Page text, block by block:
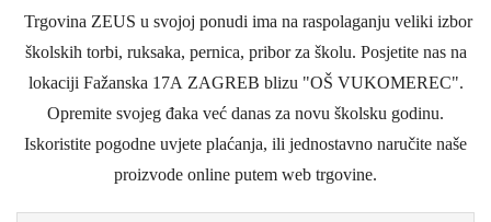
Trgovina ZEUS u svojoj ponudi ima na raspolaganju veliki izbor
školskih torbi, ruksaka, pernica, pribor za školu. Posjetite nas na
lokaciji Fažanska 17A ZAGREB blizu "OŠ VUKOMEREC".
Opremite svojeg đaka već danas za novu školsku godinu.
Iskoristite pogodne uvjete plaćanja, ili jednostavno naručite naše
proizvode online putem web trgovine.